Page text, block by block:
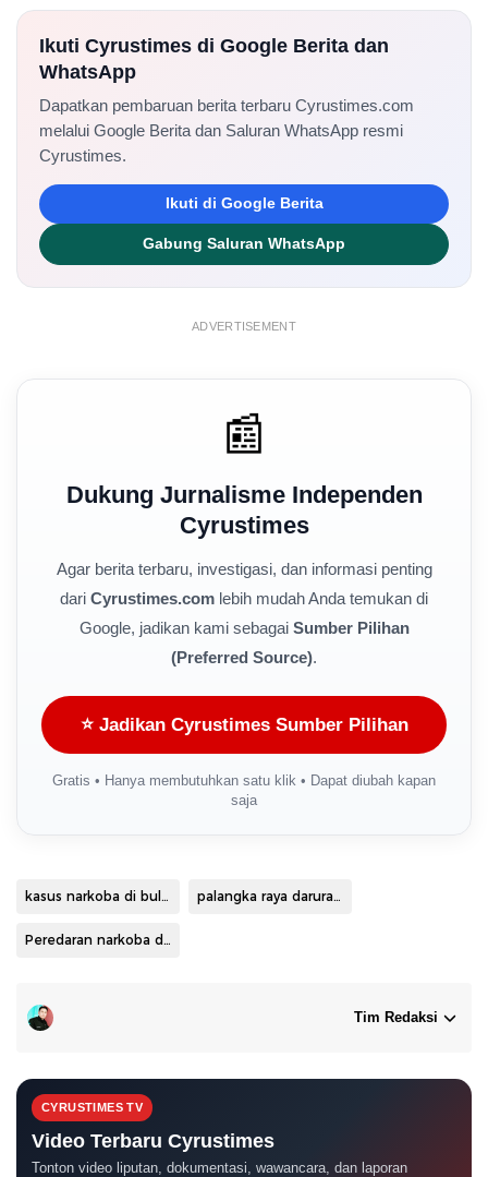
Ikuti Cyrustimes di Google Berita dan
WhatsApp
Dapatkan pembaruan berita terbaru Cyrustimes.com
melalui Google Berita dan Saluran WhatsApp resmi
Cyrustimes.
Ikuti di Google Berita
Gabung Saluran WhatsApp
ADVERTISEMENT
📰
Dukung Jurnalisme Independen
Cyrustimes
Agar berita terbaru, investigasi, dan informasi penting
dari Cyrustimes.com lebih mudah Anda temukan di
Google, jadikan kami sebagai Sumber Pilihan
(Preferred Source).
⭐ Jadikan Cyrustimes Sumber Pilihan
Gratis • Hanya membutuhkan satu klik • Dapat diubah kapan
saja
kasus narkoba di bulan ramadhan palangka raya darurat narkoba
Peredaran narkoba di palangkaraya
Tim Redaksi
CYRUSTIMES TV
Video Terbaru Cyrustimes
Tonton video liputan, dokumentasi, wawancara, dan laporan